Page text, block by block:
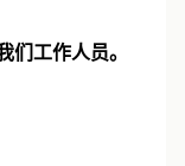
们工作人员。